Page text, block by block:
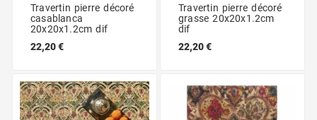
Travertin pierre décoré
casablanca
20x20x1.2cm dif
22,20 €
Travertin pierre décoré
grasse 20x20x1.2cm
dif
22,20 €